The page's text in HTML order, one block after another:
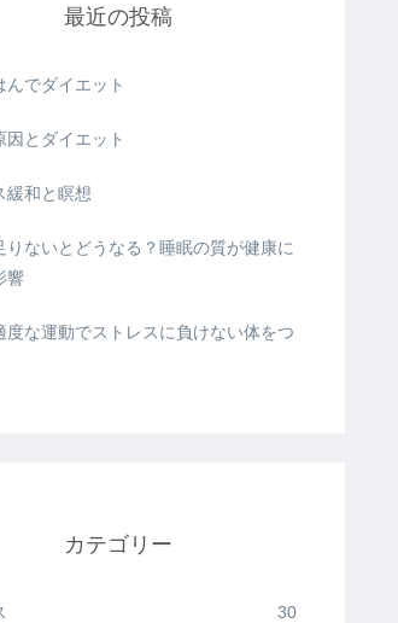
最近の投稿
んでダイエット
因とダイエット
緩和と瞑想
りないとどうなる？睡眠の質が健康に
響
度な運動でストレスに負けない体をつ
カテゴリー
30